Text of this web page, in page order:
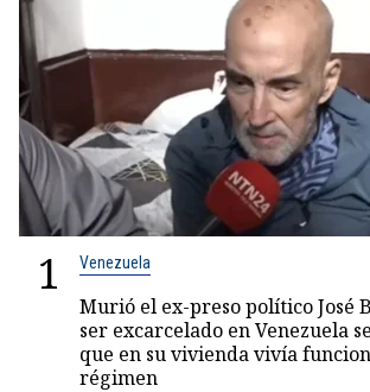
1 Venezuela
Murió el ex-preso político José
ser excarcelado en Venezuela
que en su vivienda vivía
régimen